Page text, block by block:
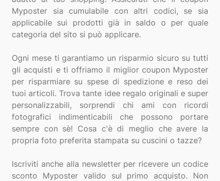
Myposter sia cumulabile con altri codici, se sia
applicabile sui prodotti già in saldo o per quale
categoria del sito si può applicare.
Ogni mese ti garantiamo un risparmio sicuro su tutti
gli acquisti e ti offriamo il miglior coupon Myposter
per risparmiare su spese di spedizione e reso dei
tuoi articoli. Trova tante idee regalo originali e super
personalizzabili, sorprendi chi ami con ricordi
fotografici indimenticabili che possono portare
sempre con sè! Cosa c'è di meglio che avere la
propria foto preferita stampata su cuscini o tazze?
Iscriviti anche alla newsletter per ricevere un codice
sconto Myposter valido sul primo acquisto. Non